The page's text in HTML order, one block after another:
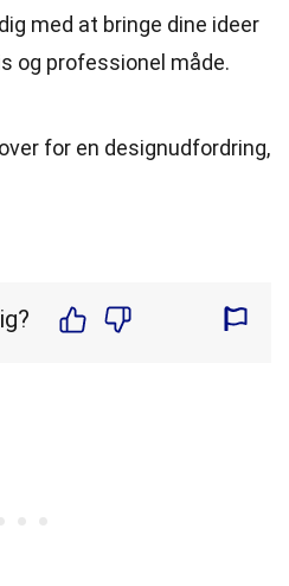
med at bringe dine ideer
og professionel måde.
for en designudfordring,